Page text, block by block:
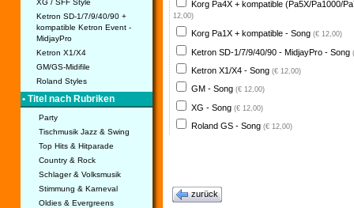
XG / SFF Style
Ketron SD-1/7/9/40/90 +
kompatible Ketron Event -
MidjayPro
Ketron X1/X4
GM/GS-Midifile
Roland Styles
• Titel nach Rubriken
Party
Tischmusik Jazz & Swing
Top Hits & Hitparade
Country & Rock
Schlager & Volksmusik
Stimmung & Karneval
Oldies & Evergreens
Korg Pa4X + kompatible (Pa5X/Pa1000/
12,00)
Korg Pa1X + kompatible - Song (€ 12,00)
Ketron SD-1/7/9/40/90 - MidjayPro - Song
Ketron X1/X4 - Song (€ 12,00)
GM - Song (€ 12,00)
XG - Song (€ 12,00)
Roland GS - Song (€ 12,00)
zurück